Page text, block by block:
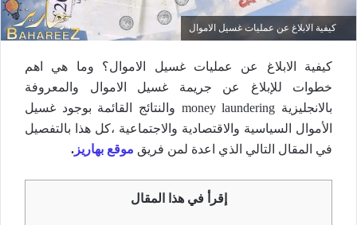
كيفية الابلاغ عن عمليات غسيل الاموال
كيفية الابلاغ عن عمليات غسيل الاموال؟ وما هي اهم
خطوات للإبلاغ عن جريمة غسيل الاموال والمعروفة
بالانجليزية money laundering والنتائج القائمة بوجود غسيل
الأموال السياسية والاقتصادية والاجتماعية ،كل هذا بالتفصيل
في المقال التالي الذي اعدة لمن فريق موقع بهاريز .
إقرأ في هذا المقال